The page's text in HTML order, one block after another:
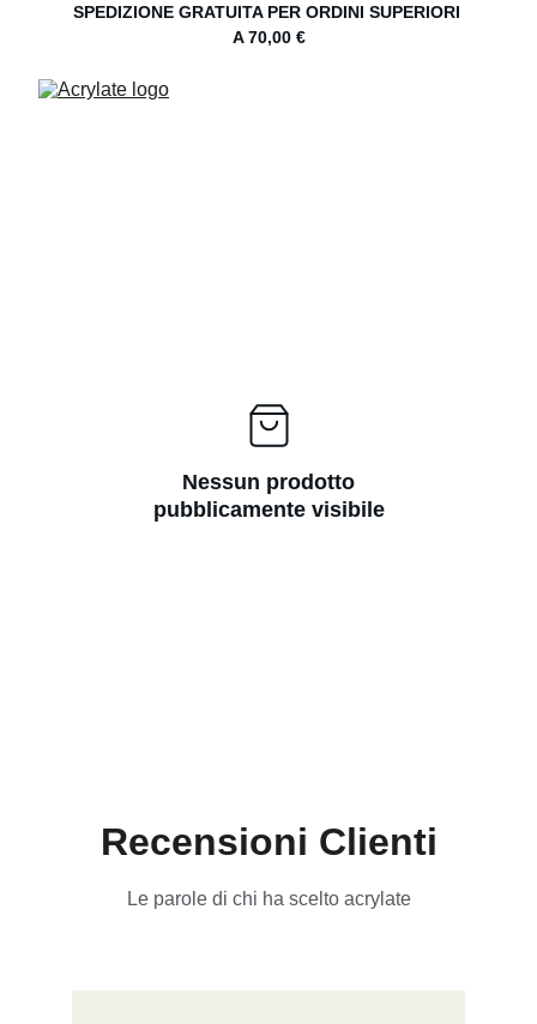
SPEDIZIONE GRATUITA PER ORDINI SUPERIORI
A 70,00 €
Nessun prodotto
pubblicamente visibile
Recensioni Clienti
Le parole di chi ha scelto acrylate